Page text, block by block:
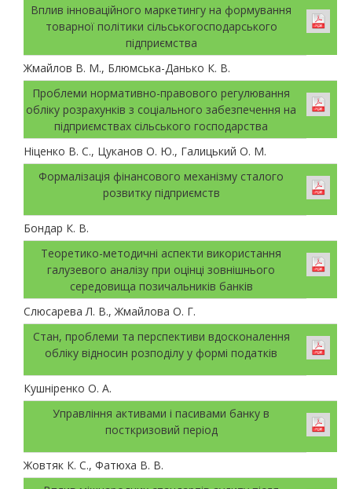
Вплив інноваційного маркетингу на формування
товарної політики сільськогосподарського
підприємства
Жмайлов В. М., Блюмська-Данько К. В.
Проблеми нормативно-правового регулювання
обліку розрахунків з соціального забезпечення на
підприємствах сільського господарства
Ніценко В. С., Цуканов О. Ю., Галицький О. М.
Формалізація фінансового механізму сталого
розвитку підприємств
Бондар К. В.
Теоретико-методичні аспекти використання
галузевого аналізу при оцінці зовнішнього
середовища позичальників банків
Слюсарева Л. В., Жмайлова О. Г.
Стан, проблеми та перспективи вдосконалення
обліку відносин розподілу у формі податків
Кушніренко О. А.
Управління активами і пасивами банку в
посткризовий період
Жовтяк К. С., Фатюха В. В.